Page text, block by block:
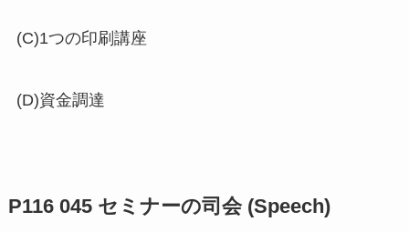
(C)1つの印刷講座
(D)資金調達
P116 045 セミナーの司会 (Speech)